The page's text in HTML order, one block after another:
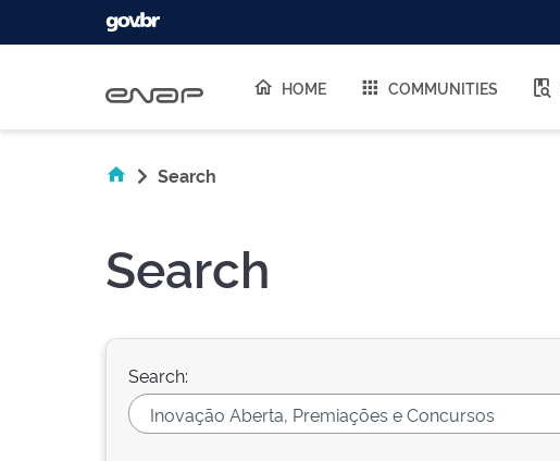
HOME COMMUNITIES
Search
Search
Search: